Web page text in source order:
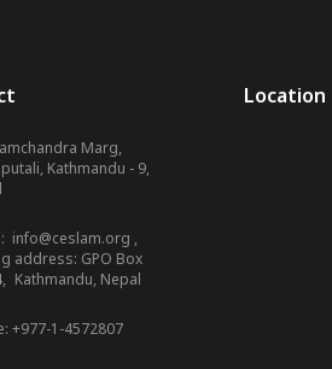
Marg,
Kathmandu - 9,
info@ceslam.org ,
address: GPO Box
Kathmandu, Nepal
+977-1-4572807
Location